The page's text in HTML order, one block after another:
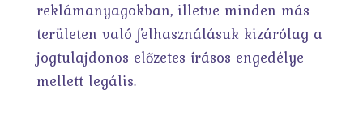
reklámanyagokban, illetve minden más
területen való felhasználásuk kizárólag a
jogtulajdonos előzetes írásos engedélye
mellett legális.